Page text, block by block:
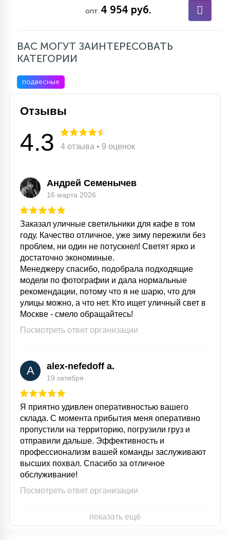
опт. 4 954 руб.
ВАС МОГУТ ЗАИНТЕРЕСОВАТЬ
КАТЕГОРИИ
подвесные
Отзывы
4.3 4 отзыва • 9 оценок
Андрей Семенычев
16 марта 2026
Заказал уличные светильники для кафе в том
году. Качество отличное, уже зиму пережили без
проблем, ни один не потускнел! Светят ярко и
достаточно экономиные.
Менеджеру спасибо, подобрала подходящие
модели по фотографии и дала нормальные
рекомендации, потому что я не шарю, что для
улицы можно, а что нет. Кто ищет уличный свет в
Москве - смело обращайтесь!
Посмотреть ответ организации
A alex-nefedoff a.
19 октября
Я приятно удивлен оперативностью вашего
склада. С момента прибытия меня оперативно
пропустили на территорию, погрузили груз и
отправили дальше. Эффективность и
профессионализм вашей команды заслуживают
высших похвал. Спасибо за отличное
обслуживание!
Посмотреть ответ организации
показать ещё